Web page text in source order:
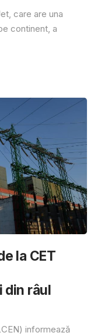
care are una
continent, a
la CET
din râul
informează